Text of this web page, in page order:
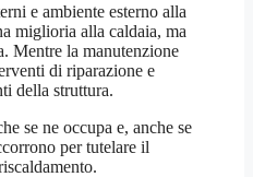
e ambiente esterno alla
miglioria alla caldaia, ma
Mentre la manutenzione
di riparazione e
della struttura.
se ne occupa e, anche se
per tutelare il